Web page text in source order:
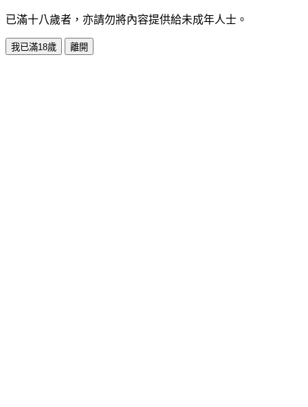
已滿十八歲者，亦請勿將內容提供給未成年人士。
我已滿18歲 離開